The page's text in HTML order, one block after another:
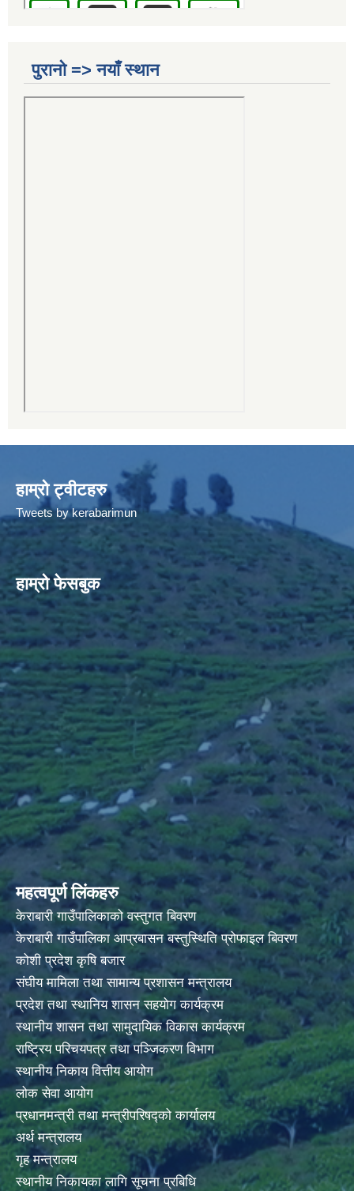
पुरानो => नयाँ स्थान
हाम्रो ट्वीटहरु
Tweets by kerabarimun
हाम्रो फेसबुक
महत्वपूर्ण लिंकहरु
केराबारी गाउँपालिकाको वस्तुगत बिवरण
केराबारी गाउँपालिका आप्रबासन बस्तुस्थिति प्रोफाइल बिवरण
कोशी प्रदेश कृषि बजार
संघीय मामिला तथा सामान्य प्रशासन मन्त्रालय
प्रदेश तथा स्थानिय शासन सहयोग कार्यक्रम
स्थानीय शासन तथा सामुदायिक विकास कार्यक्रम
राष्ट्रिय परिचयपत्र तथा पञ्जिकरण विभाग
स्थानीय निकाय वित्तीय आयोग
लोक सेवा आयोग
प्रधानमन्त्री तथा मन्त्रीपरिषद्को कार्यालय
अर्थ मन्त्रालय
गृह मन्त्रालय
स्थानीय निकायका लागि सूचना प्रबिधि